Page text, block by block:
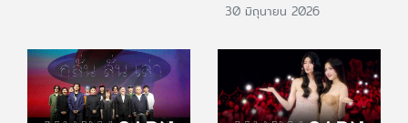
30 มิถุนายน 2026